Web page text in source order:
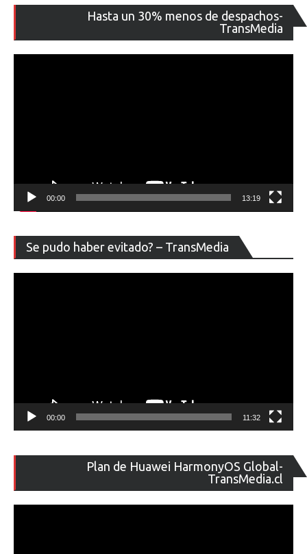
Hasta un 30% menos de despachos-
TransMedia
de
00:00 13:19
Se pudo haber evitado? – TransMedia
de
00:00 11:32
Plan de Huawei HarmonyOS Global-
TransMedia.cl
de